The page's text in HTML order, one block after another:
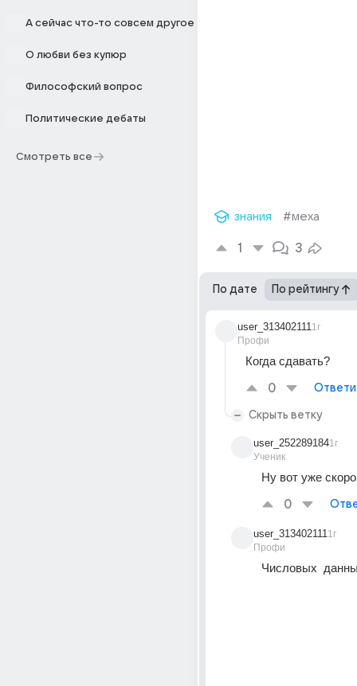
А сейчас что-то совсем другое
О любви без купюр
Философский вопрос
Политические дебаты
Смотреть все
знания #меха
1 3
По дате По рейтингу
user_313402111
Профи
1г
Когда сдавать?
0
Скрыть ветку
user_252289184
Ученик
1г
Ну вот уже скоро
0
user_313402111
Профи
1г
Числовых